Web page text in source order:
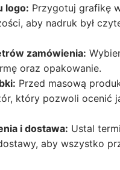
logo: Przygotuj grafikę
aby nadruk był
zamówienia:
oraz opakowanie.
Przed masową
który pozwoli ocenić
i dostawa: Ustal
aby wszystko